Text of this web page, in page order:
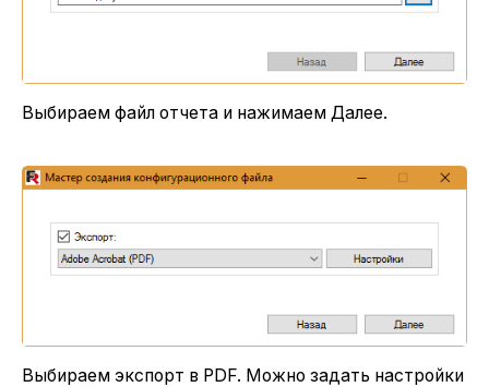
Выбираем файл отчета и нажимаем Далее.
Выбираем экспорт в PDF. Можно задать настройки